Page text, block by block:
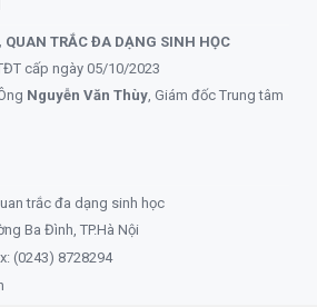
QUAN TRẮC ĐA DẠNG SINH HỌC
cấp ngày 05/10/2023
Nguyễn Văn Thùy, Giám đốc Trung tâm
trắc đa dạng sinh học
Ba Đình, TP.Hà Nội
(0243) 8728294